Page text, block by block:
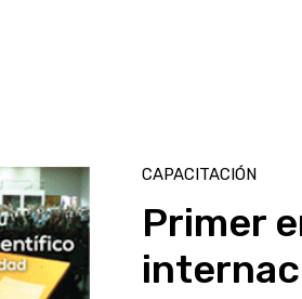
CAPACITACIÓN
Primer